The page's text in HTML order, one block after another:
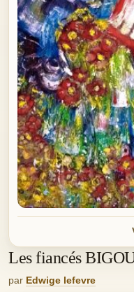
Les fiancés
par Edwige lefevre